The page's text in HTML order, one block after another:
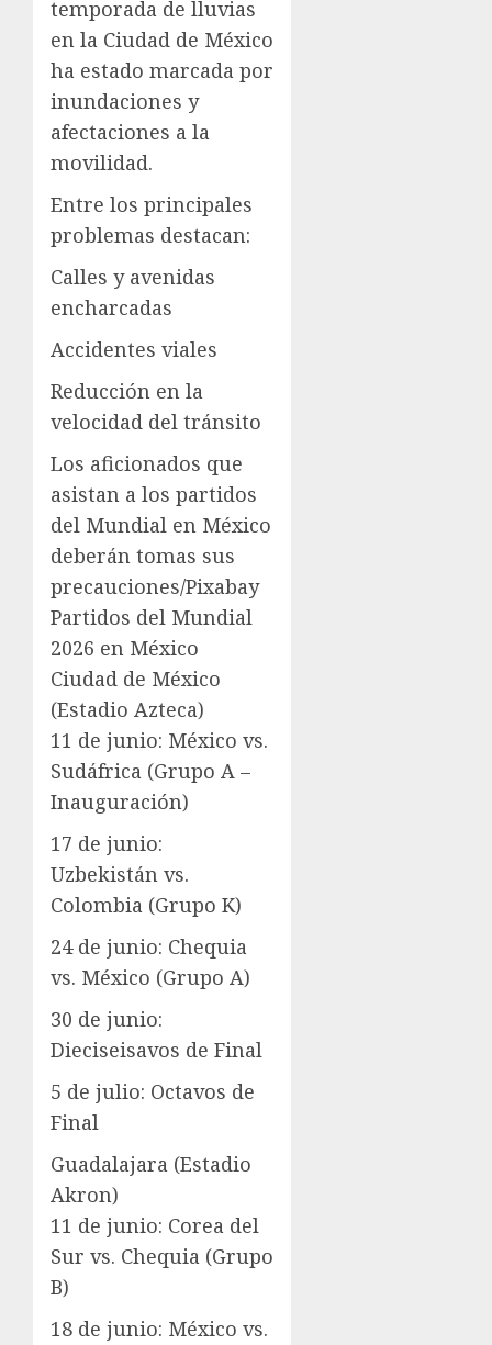
temporada de lluvias
en la Ciudad de México
ha estado marcada por
inundaciones y
afectaciones a la
movilidad.
Entre los principales
problemas destacan:
Calles y avenidas
encharcadas
Accidentes viales
Reducción en la
velocidad del tránsito
Los aficionados que
asistan a los partidos
del Mundial en México
deberán tomas sus
precauciones/Pixabay
Partidos del Mundial
2026 en México
Ciudad de México
(Estadio Azteca)
11 de junio: México vs.
Sudáfrica (Grupo A –
Inauguración)
17 de junio:
Uzbekistán vs.
Colombia (Grupo K)
24 de junio: Chequia
vs. México (Grupo A)
30 de junio:
Dieciseisavos de Final
5 de julio: Octavos de
Final
Guadalajara (Estadio
Akron)
11 de junio: Corea del
Sur vs. Chequia (Grupo
B)
18 de junio: México vs.